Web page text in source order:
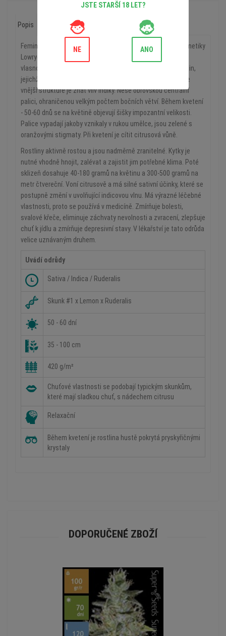
Popis Recenze (0)
Feminozovaná samonakvétačka Lemon Skunk obsahuje genetiky
Lowryderu a Skunku # 1, jež určují jeho charakteristické
vlasnosti. Má významný komerční potenciál. Struktura rostlin,
jejichž výška se pohybuje okolo 35-100 cm, je rozpínavá - ve
vnější struktuře je znát vliv indiky. Nese obrovskou centrální
palici, ohraničenou velkým počtem bočních větví. Během kvetení
- 50-60 dnů se na květině objevují šišky impozantní velikosti.
Palice vypadají jakoby vznikaly v rukou umělce, jsou zelené s
oranžovými stigmaty. Při kvetení je cítit citrusová vůně.
Rostliny aktivně rostou a jsou nadměrně zranitelné. Kytky je
nutné vhodně hnojit, zalévat a zajistit jim potřebné klima. Poté
sklizeň dosahuje 40-180 gramů na květinu a 300-500 gramů na
metr čtvereční. Voní citrusově a má silné sativní účinky, které se
postupně změní v uvolňující indicovou vlnu. Má výrazné léčebné
vlastnosti, proto se používá v medicíně. Zmírňuje bolesti,
svalové křeče, eliminuje záchvaty nevolnosti a zvracení, zlepšuje
chuť k jídlu a zmírňuje depresivní stavy. V lékařství je tato odrůda
velice uznávaným druhem.
Uvádí odrůdy
Sativa / Indica / Ruderalis
Skunk #1 x Lemon x Ruderalis
50 - 60 dní
35 - 100 cm
420 g/m²
Chuťové vlastnosti se podobají typickým skunkům,
které mají sladkou chuť, s nádechem citrusu
Relaxační
Během kvetení je rostlina hustě pokrytá pryskyřičnými
krystaly
DOPORUČENÉ ZBOŽÍ
JSTE STARŠÍ 18 LET?
NE ANO